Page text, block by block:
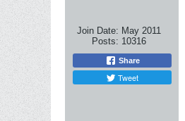
Join Date: May 2011
Posts: 10316
Share
Tweet